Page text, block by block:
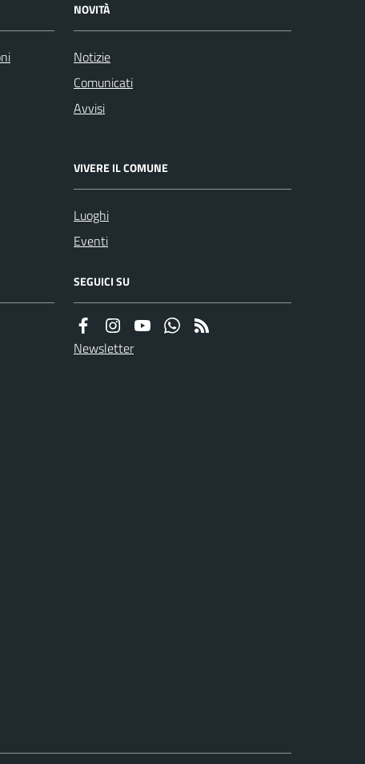
NOVITÀ
Notizie
Comunicati
Avvisi
VIVERE IL COMUNE
Luoghi
Eventi
SEGUICI SU
Newsletter